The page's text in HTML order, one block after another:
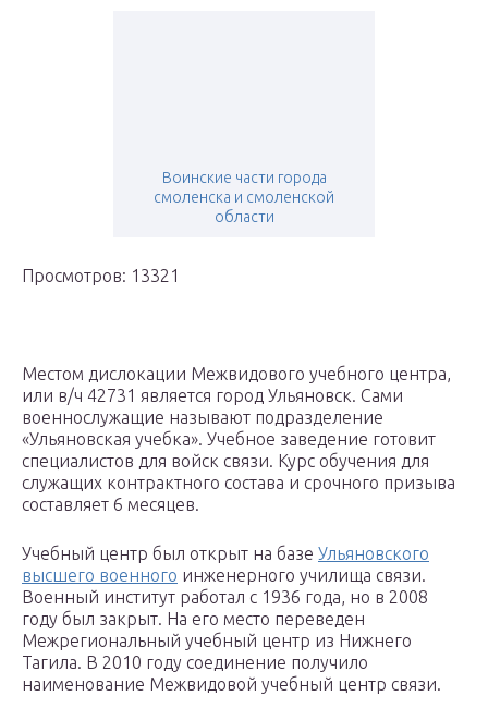
Воинские части города
смоленска и смоленской
области
Просмотров: 13321
Местом дислокации Межвидового учебного центра,
или в/ч 42731 является город Ульяновск. Сами
военнослужащие называют подразделение
«Ульяновская учебка». Учебное заведение готовит
специалистов для войск связи. Курс обучения для
служащих контрактного состава и срочного призыва
составляет 6 месяцев.
Учебный центр был открыт на базе Ульяновского
высшего военного инженерного училища связи.
Военный институт работал с 1936 года, но в 2008
году был закрыт. На его место переведен
Межрегиональный учебный центр из Нижнего
Тагила. В 2010 году соединение получило
наименование Межвидовой учебный центр связи.